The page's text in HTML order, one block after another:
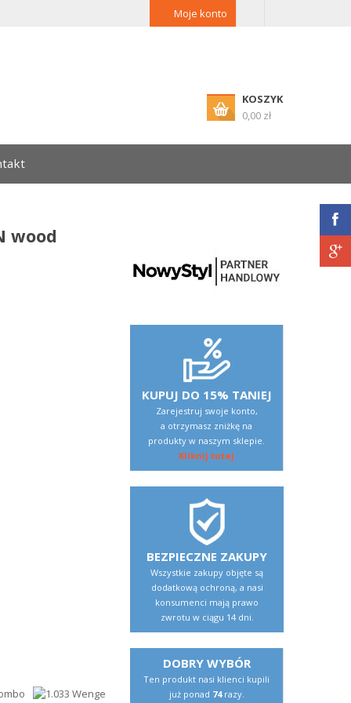
Moje konto
KOSZYK
0,00 zł
wood
KUPUJ DO 15% TANIEJ
Zarejestruj swoje konto,
a otrzymasz zniżkę na
produkty w naszym sklepie.
Kliknij tutaj
BEZPIECZNE ZAKUPY
Wszystkie zakupy objęte są
dodatkową ochroną, a nasi
konsumenci mają prawo
zwrotu w ciągu 14 dni.
DOBRY WYBÓR
Ten produkt nasi klienci kupili
już ponad 74razy.